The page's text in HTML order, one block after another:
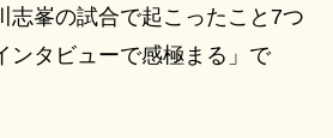
志峯の試合で起こったこと7つ
ンタビューで感極まる」で